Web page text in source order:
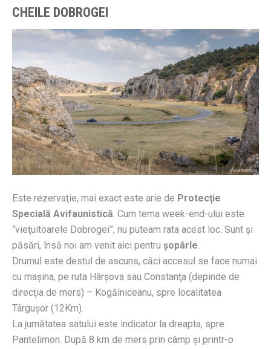
CHEILE DOBROGEI
Este rezervaţie, mai exact este arie de Protecţie
Specială Avifaunistică. Cum tema week-end-ului este
“vieţuitoarele Dobrogei”, nu puteam rata acest loc. Sunt şi
păsări, însă noi am venit aici pentru şopârle.
Drumul este destul de ascuns, căci accesul se face numai
cu maşina, pe ruta Hârşova sau Constanţa (depinde de
direcţia de mers) – Kogălniceanu, spre localitatea
Târguşor (12Km).
La jumătatea satului este indicator la dreapta, spre
Pantelimon. După 8 km de mers prin câmp şi printr-o